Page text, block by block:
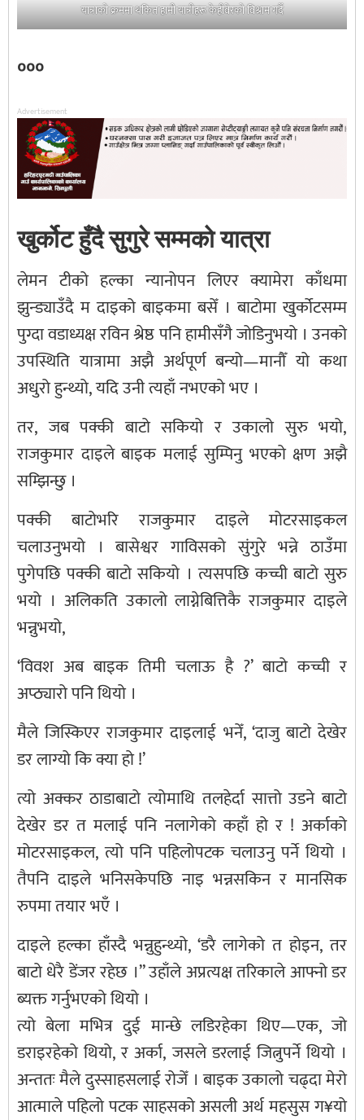
यात्राकाे क्रममा थकित हामी यात्रीहरू केहीवेरकाे विश्राम गर्दै
०००
Advertisement
खुर्कोट हुँदै सुगुरे सम्मको यात्रा
लेमन टीको हल्का न्यानोपन लिएर क्यामेरा काँधमा
झुन्ड्याउँदै म दाइको बाइकमा बसेँ । बाटोमा खुर्कोटसम्म
पुग्दा वडाध्यक्ष रविन श्रेष्ठ पनि हामीसँगै जोडिनुभयो । उनको
उपस्थिति यात्रामा अझै अर्थपूर्ण बन्यो—मानौँ यो कथा
अधुरो हुन्थ्यो, यदि उनी त्यहाँ नभएको भए ।
तर, जब पक्की बाटो सकियो र उकालो सुरु भयो,
राजकुमार दाइले बाइक मलाई सुम्पिनु भएको क्षण अझै
सम्झिन्छु ।
पक्की बाटोभरि राजकुमार दाइले मोटरसाइकल
चलाउनुभयो । बासेश्वर गाविसको सुंगुरे भन्ने ठाउँमा
पुगेपछि पक्की बाटो सकियो । त्यसपछि कच्ची बाटो सुरु
भयो । अलिकति उकालो लाग्नेबित्तिकै राजकुमार दाइले
भन्नुभयो,
‘विवश अब बाइक तिमी चलाऊ है ?’ बाटो कच्ची र
अप्ठ्यारो पनि थियो ।
मैले जिस्किएर राजकुमार दाइलाई भनेँ, ‘दाजु बाटो देखेर
डर लाग्यो कि क्या हो !’
त्यो अक्कर ठाडाबाटो त्योमाथि तलहेर्दा सात्तो उडने बाटो
देखेर डर त मलाई पनि नलागेको कहाँ हो र ! अर्काको
मोटरसाइकल, त्यो पनि पहिलोपटक चलाउनु पर्ने थियो ।
तैपनि दाइले भनिसकेपछि नाइ भन्नसकिन र मानसिक
रुपमा तयार भएँ ।
दाइले हल्का हाँस्दै भन्नुहुन्थ्यो, ‘डरै लागेको त होइन, तर
बाटो धेरै डेंजर रहेछ ।” उहाँले अप्रत्यक्ष तरिकाले आफ्नो डर
ब्यक्त गर्नुभएको थियो ।
त्यो बेला मभित्र दुई मान्छे लडिरहेका थिए—एक, जो
डराइरहेको थियो, र अर्का, जसले डरलाई जित्नुपर्ने थियो ।
अन्ततः मैले दुस्साहसलाई रोजेँ । बाइक उकालो चढ्दा मेरो
आत्माले पहिलो पटक साहसको असली अर्थ महसुस ग¥यो